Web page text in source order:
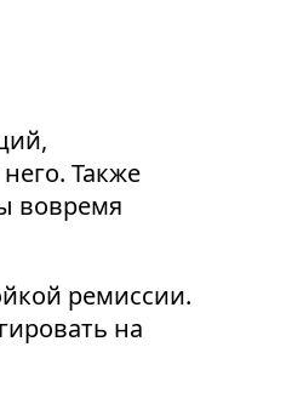
Также
вовремя
ремиссии.
на